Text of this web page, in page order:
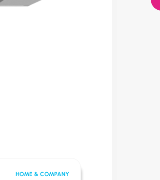
HOME & COMPANY